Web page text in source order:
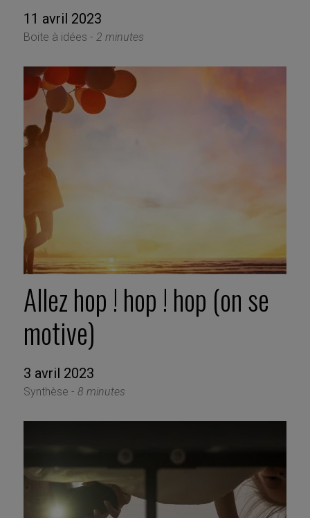
11 avril 2023
Boite à idées - 2 minutes
Allez hop ! hop ! hop (on se
motive)
3 avril 2023
Synthèse - 8 minutes